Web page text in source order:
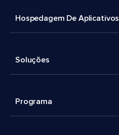
Hospedagem De Aplicativos
Soluções
Programa